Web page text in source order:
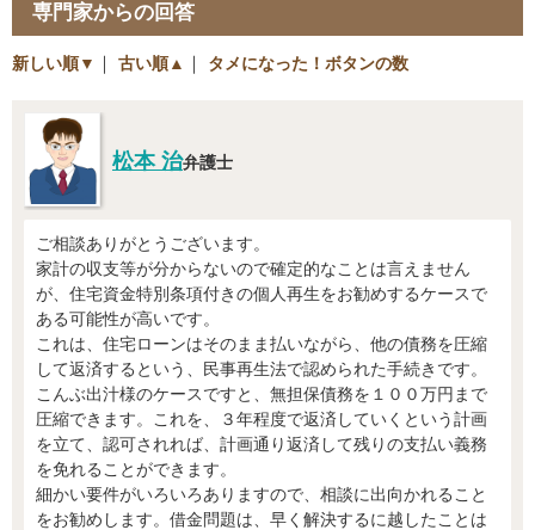
専門家からの回答
新しい順▼ ｜ 古い順▲ ｜ タメになった！ボタンの数
松本 治弁護士
ご相談ありがとうございます。
家計の収支等が分からないので確定的なことは言えません
が、住宅資金特別条項付きの個人再生をお勧めするケースで
ある可能性が高いです。
これは、住宅ローンはそのまま払いながら、他の債務を圧縮
して返済するという、民事再生法で認められた手続きです。
こんぶ出汁様のケースですと、無担保債務を１００万円まで
圧縮できます。これを、３年程度で返済していくという計画
を立て、認可されれば、計画通り返済して残りの支払い義務
を免れることができます。
細かい要件がいろいろありますので、相談に出向かれること
をお勧めします。借金問題は、早く解決するに越したことは